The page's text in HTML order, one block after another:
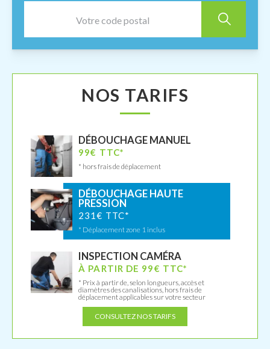
NOS TARIFS
DÉBOUCHAGE MANUEL
99€ TTC*
* hors frais de déplacement
DÉBOUCHAGE HAUTE
PRESSION
231€ TTC*
* Déplacement zone 1 inclus
INSPECTION CAMÉRA
À PARTIR DE 99€ TTC*
* Prix à partir de, selon longueurs, accès et
diamètres des canalisations, hors frais de
déplacement applicables sur votre secteur
CONSULTEZ NOS TARIFS